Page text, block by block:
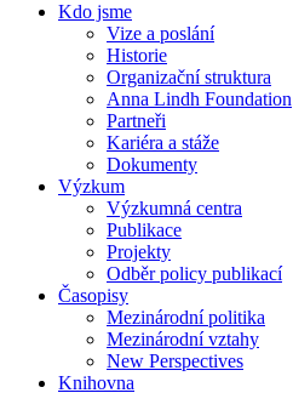
Kdo jsme
Vize a poslání
Historie
Organizační struktura
Anna Lindh Foundation
Partneři
Kariéra a stáže
Dokumenty
Výzkum
Výzkumná centra
Publikace
Projekty
Odběr policy publikací
Časopisy
Mezinárodní politika
Mezinárodní vztahy
New Perspectives
Knihovna